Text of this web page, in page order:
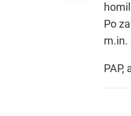
Po
m.in.
PAP,